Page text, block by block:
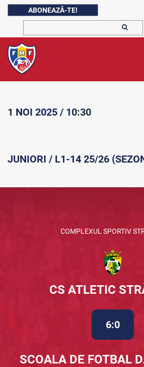
ABONEAZĂ-TE!
1 NOI 2025 / 10:30
JUNIORI / L1-14 25/26
COMPLEXUL SPORTIV
CS ATLETIC
6:0
SCOALA DE FOTBAL